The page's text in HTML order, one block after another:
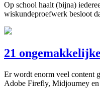
Op school haalt (bijna)
wiskundeproefwerk besloot
21
Er wordt enorm veel content
Adobe Firefly, Midjourney en